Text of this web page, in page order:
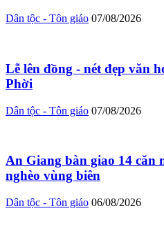
Dân tộc - Tôn giáo 07/08/2026
Lễ lên đồng - nét đẹp văn
Phời
Dân tộc - Tôn giáo 07/08/2026
An Giang bàn giao 14 căn
nghèo vùng biên
Dân tộc - Tôn giáo 06/08/2026